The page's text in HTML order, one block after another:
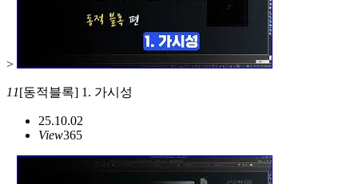
>
11[동적블록] 1. 가시성
25.10.02
View365